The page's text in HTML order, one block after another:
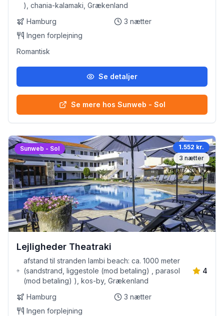
), chania-kalamaki, Grækenland
Hamburg 3 nætter
Ingen forplejning
Romantisk
Se detaljer
Se mere hos Sunweb - Sol
Sunweb - Sol
1.552 kr.
3 nætter
Lejligheder Theatraki
afstand til stranden lambi beach: ca. 1000 meter
(sandstrand, liggestole (mod betaling) , parasol
(mod betaling) ), kos-by, Grækenland
4
Hamburg 3 nætter
Ingen forplejning